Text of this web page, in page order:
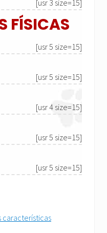
[usr 3 size=15]
FÍSICAS
[usr 5 size=15]
[usr 5 size=15]
[usr 4 size=15]
[usr 5 size=15]
[usr 5 size=15]
características